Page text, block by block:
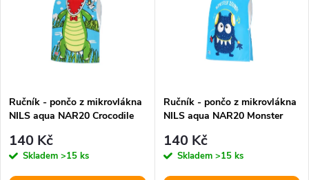
p
r
s
p
r
Ručník - pončo z mikrovlákna
NILS aqua NAR20 Crocodile
140 Kč
Skladem >15 ks
Ručník - pončo z mikrovlákna
NILS aqua NAR20 Monster
140 Kč
Skladem >15 ks